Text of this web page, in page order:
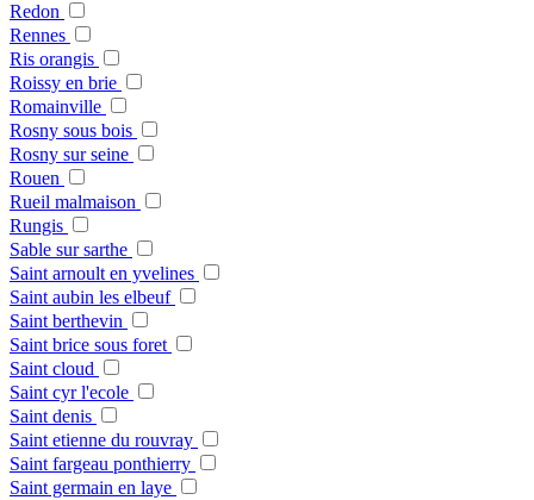
Redon
Rennes
Ris orangis
Roissy en brie
Romainville
Rosny sous bois
Rosny sur seine
Rouen
Rueil malmaison
Rungis
Sable sur sarthe
Saint arnoult en yvelines
Saint aubin les elbeuf
Saint berthevin
Saint brice sous foret
Saint cloud
Saint cyr l'ecole
Saint denis
Saint etienne du rouvray
Saint fargeau ponthierry
Saint germain en laye